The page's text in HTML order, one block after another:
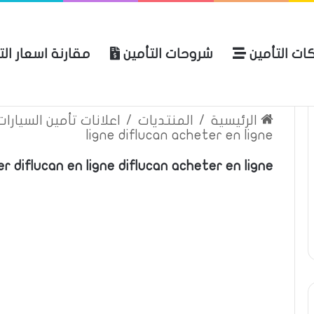
التأمين شروحات التأمين مقارنة اسعار للتأمين الرئيسية عن
الرئيسية / المنتديات / اعلانات تأمين
ligne diflucan acheter en ligne
diflucan en ligne diflucan acheter en ligne